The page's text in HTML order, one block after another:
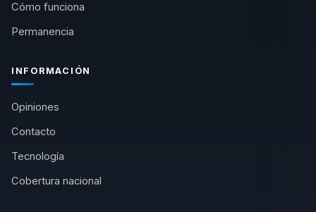
Cómo funciona
Permanencia
INFORMACIÓN
Opiniones
Contacto
Tecnología
Cobertura nacional